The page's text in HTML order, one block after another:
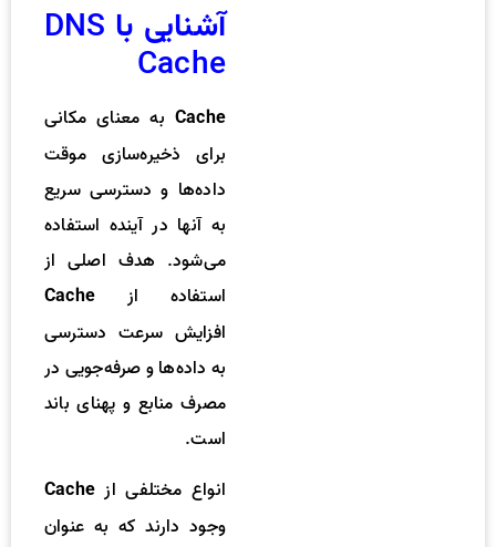
آشنایی با DNS
Cache
Cache به معنای مکانی
برای ذخیره‌سازی موقت
داده‌ها و دسترسی سریع
به آنها در آینده استفاده
می‌شود. هدف اصلی از
استفاده از Cache
افزایش سرعت دسترسی
به داده‌ها و صرفه‌جویی در
مصرف منابع و پهنای باند
است.
انواع مختلفی از Cache
وجود دارند که به عنوان